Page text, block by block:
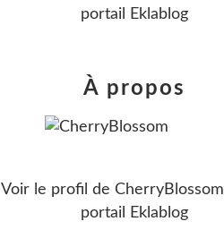
portail Eklablog
À propos
Voir le profil de CherryBlossom
portail Eklablog